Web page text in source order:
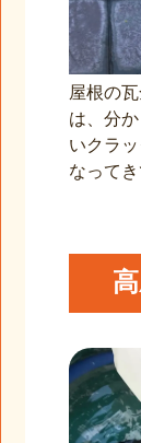
屋根の
は、分
いクラ
なって